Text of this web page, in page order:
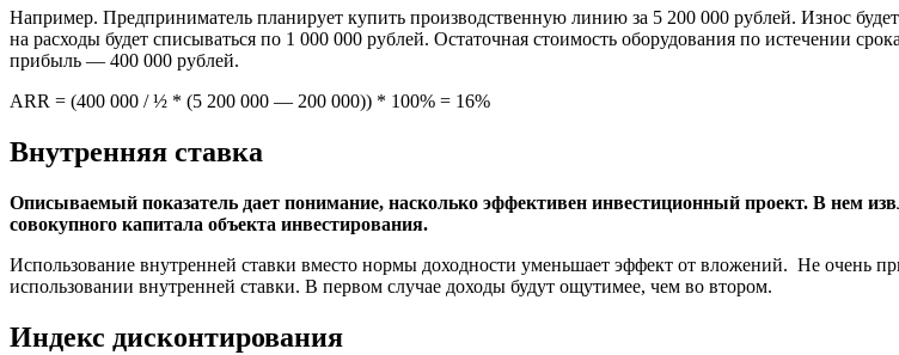
Например. Предприниматель планирует купить производственную линию за 5 200 000 рублей. Износ
на расходы будет списываться по 1 000 000 рублей. Остаточная стоимость оборудования по истечении
прибыль — 400 000 рублей.
ARR = (400 000 / ½ * (5 200 000 — 200 000)) * 100% = 16%
Внутренняя ставка
Описываемый показатель дает понимание, насколько эффективен инвестиционный проект. В нем
совокупного капитала объекта инвестирования.
Использование внутренней ставки вместо нормы доходности уменьшает эффект от вложений. Не очень
использовании внутренней ставки. В первом случае доходы будут ощутимее, чем во втором.
Индекс дисконтирования